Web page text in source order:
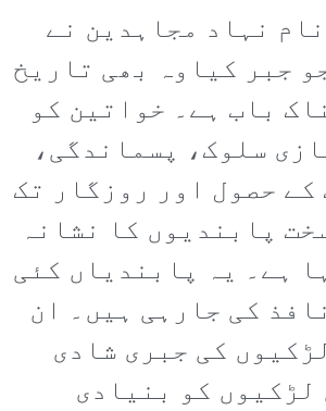
نام نہاد مجاہدین نے
جبر کیاوہ بھی تاریخ
باب ہے۔ خواتین کو
سلوک، پسماندگی،
حصول اور روزگار تک
پابندیوں کا نشانہ
ہے۔ یہ پابندیاں کئی
کی جارہی ہیں۔ ان
کی جبری شادی
لڑکیوں کو بنیادی